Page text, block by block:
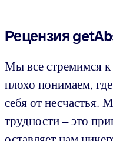
Рецензия
Мы все стремимся к
плохо понимаем,
себя от несчастья.
трудности – это